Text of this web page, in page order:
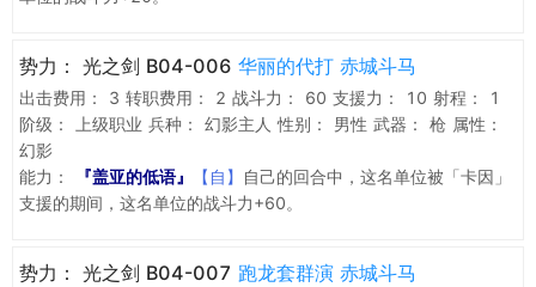
势力： 光之剑 B04-006 华丽的代打 赤城斗马
出击费用： 3 转职费用： 2 战斗力： 60 支援力： 10 射程：
1
阶级：
上级职业 兵种： 幻影主人 性别： 男性 武器： 枪 属性：
幻影
能力：
『盖亚的低语』 【自】
自己的回合中，这名单位被「卡因」
支援的期间，这名单位的战斗力+60。
势力： 光之剑 B04-007 跑龙套群演 赤城斗马